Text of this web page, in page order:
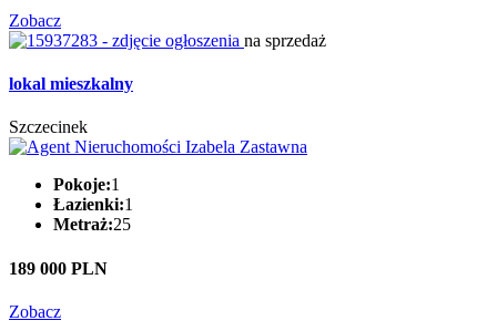
Zobacz
na sprzedaż
lokal mieszkalny
Szczecinek
Pokoje:1
Łazienki:1
Metraż:25
189 000 PLN
Zobacz